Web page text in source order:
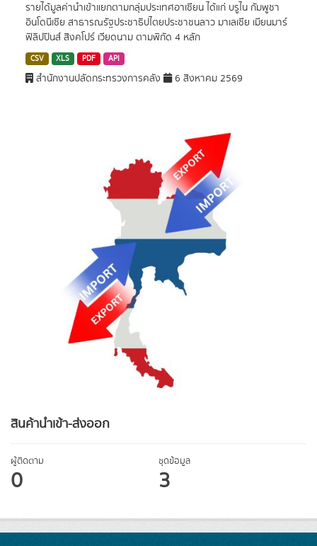
สินค้านำเข้า-ส่งออก
ผู้ติดตาม
0
ชุดข้อมูล
3
รายได้มูลค่านำเข้าแยกตามกลุ่มประเทศอาเซียน ได้แก่ บรูไน กัมพูชา
อินโดนีเซีย สาธารณรัฐประชาธิปไตยประชาชนลาว มาเลเซีย เมียนมาร์
ฟิลิปปินส์ สิงคโปร์ เวียดนาม ตามพิกัด 4 หลัก
CSV XLS PDF API
สำนักงานปลัดกระทรวงการคลัง 6 สิงหาคม 2569